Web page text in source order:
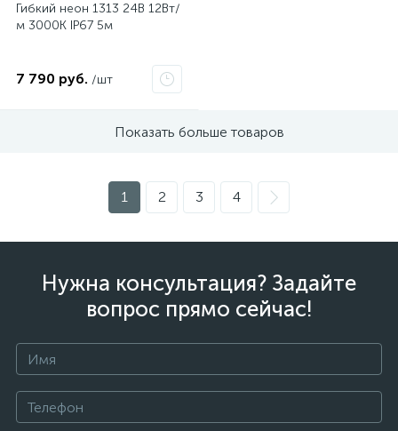
Гибкий неон 1313 24В 12Вт/
м 3000K IP67 5м
7 790 руб. /шт
Показать больше товаров
1 2 3 4
Нужна консультация? Задайте
вопрос прямо сейчас!